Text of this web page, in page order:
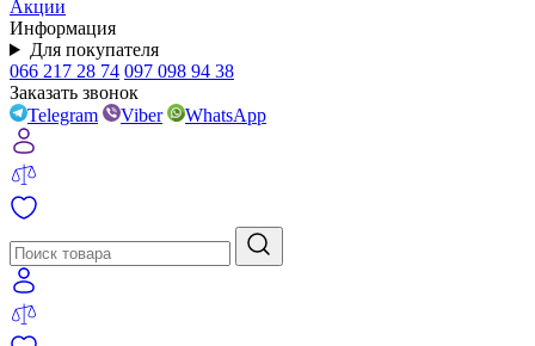
Акции
Информация
Для покупателя
066 217 28 74 097 098 94 38
Заказать звонок
Telegram
Viber WhatsApp